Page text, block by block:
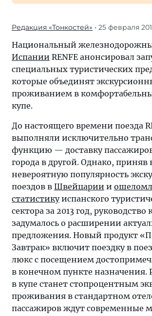
Редакция «Тонкостей» • 25 февраля
Национальный
Испании RENFE анонсировал
специальных туристических
которые объединят
проживанием в
купе.
До настоящего времени поезда
выполняли исключительно
функцию — доставку
города в другой. Однако,
невероятную популярность
поездов в Швейцарии и
статистикуиспанского
сектора за 2013 год,
задумалось о расширении
предложения. Новый продукт
Завтрак» включит поездку в
люкс с посещением
в конечном пункте назначения.
в купе станет стопроцентным
проживания в стандартном
пассажиров ждут современные